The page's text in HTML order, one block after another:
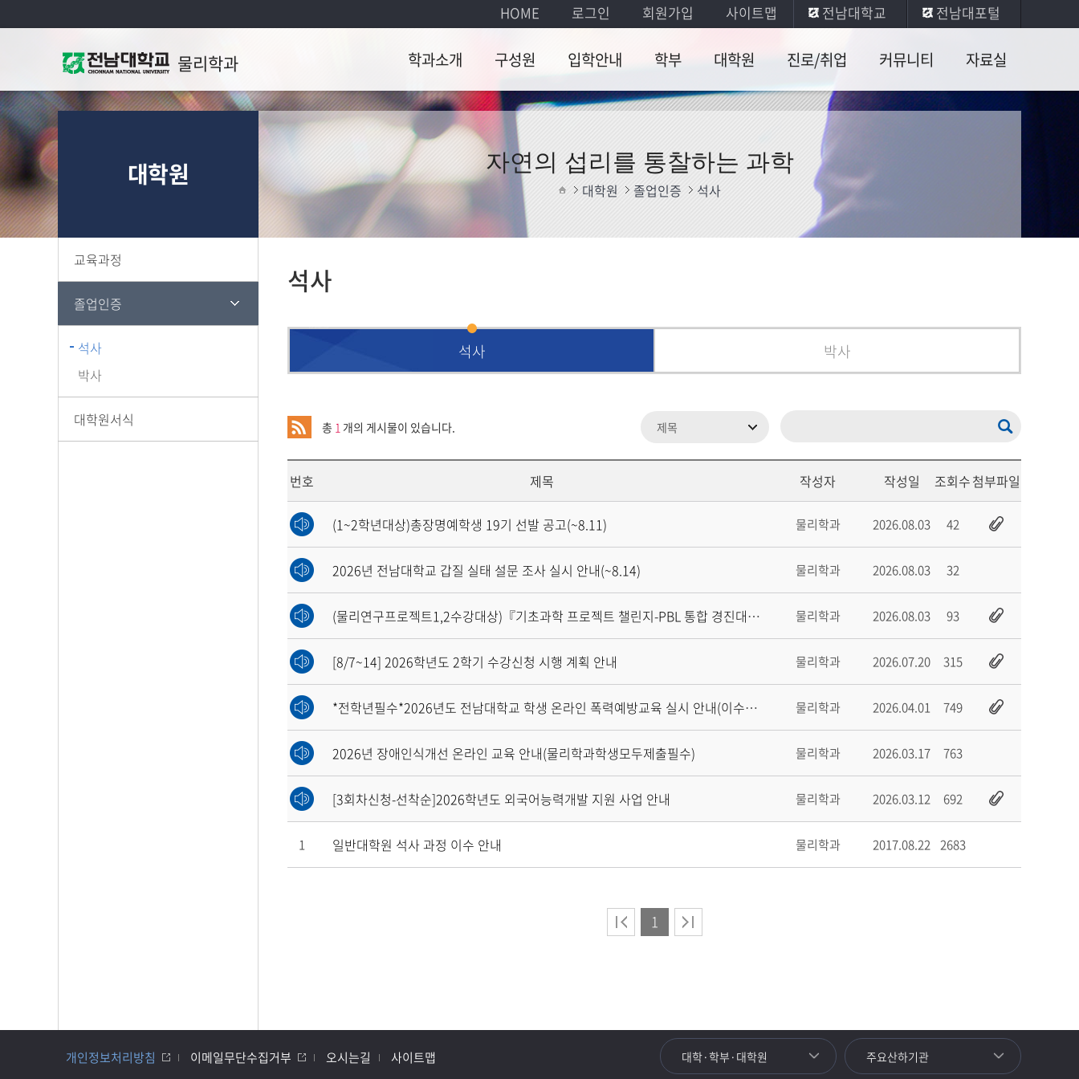
HOME 로그인 회원가입 사이트맵 전남대학교 전남대포털
물리학과 학과소개
학과소개
학과장 인사말
찾아오시는길
구성원
교수
명예교수
강의교수
행정팀
입학안내 학부
교육과
정
학부서
대학원
졸업인증
대학원서
진로/취업
진로현황
취업수기
커뮤니티
콜로퀴엄
자료실
자연의 섭리를 통찰하는 과학
대학원 졸업인증 석사
대학원
교육과정
졸업인증
석사
박사
대학원서식
석사
석사 박사
총 1 개의 게시물이 있습니다.
번호 제목 작성자 작성일 조회수첨부파일
(1~2학년대상)총장명예학생 19기 선발 공고(~8.11) 물리학과 2026.08.03 42
2026년 전남대학교 갑질 실태 설문 조사 실시 안내(~8.14) 물리학과 2026.08.03 32
(물리연구프로젝트1,2수강대상)『기초과학 프로젝트 챌린지-PBL 통합 경진대회』개최 물리학과 2026.08.03 93
[8/7~14] 2026학년도 2학기 수강신청 시행 계획 안내 물리학과 2026.07.20 315
*전학년필수*2026년도 전남대학교 학생 온라인 폭력예방교육 실시 안내(이수증 제출~7.3 물리학과 2026.04.01 749
2026년 장애인식개선 온라인 교육 안내(물리학과학생모두제출필수) 물리학과 2026.03.17 763
[3회차신청-선착순]2026학년도 외국어능력개발 지원 사업 안내 물리학과 2026.03.12 692
1 일반대학원 석사 과정 이수 안내 물리학과 2017.08.22 2683
1
개인정보처리방침 이메일무단수집거부 오시는길 사이트맵 대학·학부·대학원 주요산하기관